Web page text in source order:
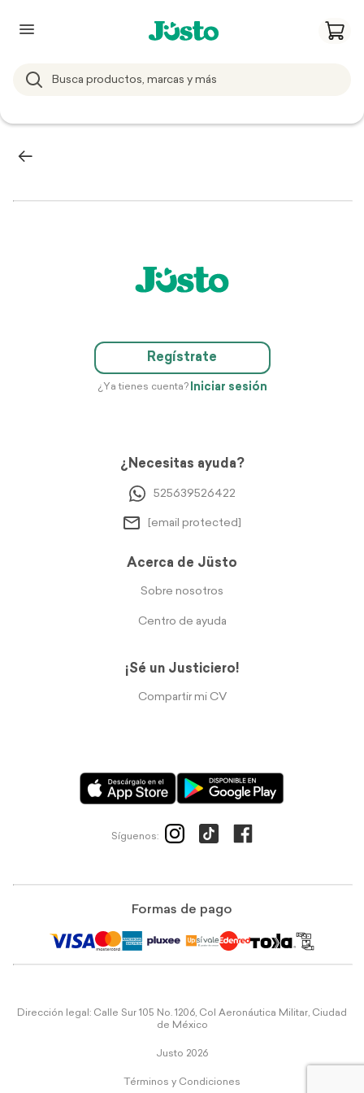
Regístrate
¿Ya tienes cuenta? Iniciar sesión
¿Necesitas ayuda?
525639526422
[email protected]
Acerca de Jüsto
Sobre nosotros
Centro de ayuda
¡Sé un Justiciero!
Compartir mi CV
Síguenos:
Formas de pago
Dirección legal: Calle Sur 105 No. 1206, Col Aeronáutica Militar, Ciudad
de México
Justo 2026
Términos y Condiciones